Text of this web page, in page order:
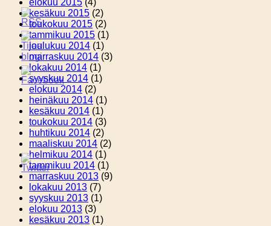
kesäkuu 2015 (2)
toukokuu 2015 (2)
tammikuu 2015 (1)
joulukuu 2014 (1)
marraskuu 2014 (3)
lokakuu 2014 (1)
syyskuu 2014 (1)
elokuu 2014 (2)
heinäkuu 2014 (1)
kesäkuu 2014 (1)
toukokuu 2014 (3)
huhtikuu 2014 (2)
maaliskuu 2014 (2)
helmikuu 2014 (1)
tammikuu 2014 (1)
marraskuu 2013 (9)
lokakuu 2013 (7)
syyskuu 2013 (1)
elokuu 2013 (3)
kesäkuu 2013 (1)